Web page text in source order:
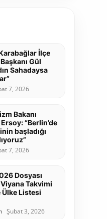
İlçe
Gül
Sahadaysa
7, 2026
Bakanı
“Berlin’de
başladığı
7, 2026
Dosyası
Takvimi
Listesi
Şubat 3, 2026